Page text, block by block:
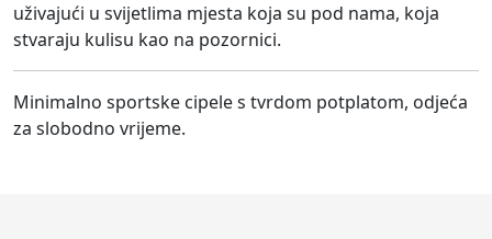
uživajući u svijetlima mjesta koja su pod nama, koja
stvaraju kulisu kao na pozornici.
Minimalno sportske cipele s tvrdom potplatom, odjeća
za slobodno vrijeme.